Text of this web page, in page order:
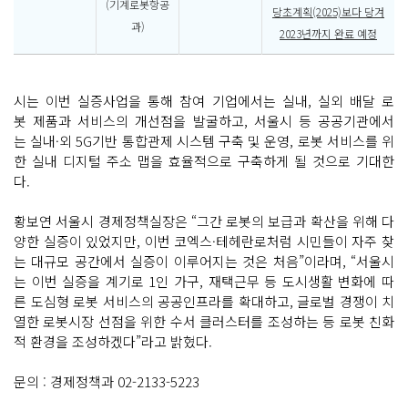
당초계획(2025)보다 당겨
2023년까지 완료 예정
(기계로봇항공
과)
시는 이번 실증사업을 통해 참여 기업에서는 실내, 실외 배달 로
봇 제품과 서비스의 개선점을 발굴하고, 서울시 등 공공기관에서
는 실내·외 5G기반 통합관제 시스템 구축 및 운영, 로봇 서비스를 위
한 실내 디지털 주소 맵을 효율적으로 구축하게 될 것으로 기대한
다.
황보연 서울시 경제정책실장은 “그간 로봇의 보급과 확산을 위해 다
양한 실증이 있었지만, 이번 코엑스·테헤란로처럼 시민들이 자주 찾
는 대규모 공간에서 실증이 이루어지는 것은 처음”이라며, “서울시
는 이번 실증을 계기로 1인 가구, 재택근무 등 도시생활 변화에 따
른 도심형 로봇 서비스의 공공인프라를 확대하고, 글로벌 경쟁이 치
열한 로봇시장 선점을 위한 수서 클러스터를 조성하는 등 로봇 친화
적 환경을 조성하겠다”라고 밝혔다.
문의 : 경제정책과 02-2133-5223